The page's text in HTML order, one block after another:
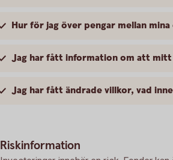
Hur för jag över pengar mellan mina
Jag har fått information om att mitt
Jag har fått ändrade villkor, vad
Riskinformation